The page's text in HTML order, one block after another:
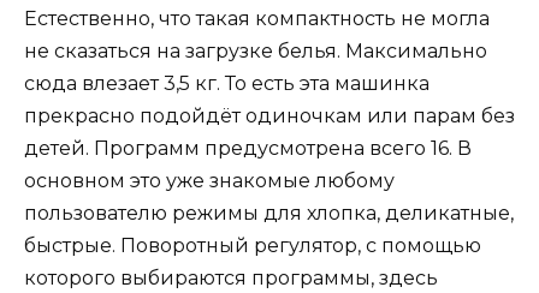
Естественно, что такая компактность не могла
не сказаться на загрузке белья. Максимально
сюда влезает 3,5 кг. То есть эта машинка
прекрасно подойдёт одиночкам или парам без
детей. Программ предусмотрена всего 16. В
основном это уже знакомые любому
пользователю режимы для хлопка, деликатные,
быстрые. Поворотный регулятор, с помощью
которого выбираются программы, здесь